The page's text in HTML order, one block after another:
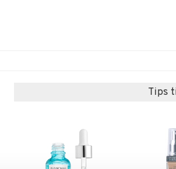
Tips